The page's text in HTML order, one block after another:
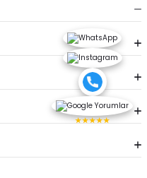
★★★★★